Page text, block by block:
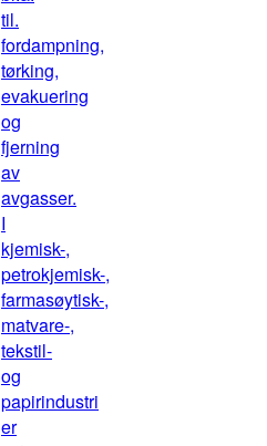
til.
fordampning,
tørking,
evakuering
og
fjerning
av
avgasser.
I
kjemisk-,
petrokjemisk-,
farmasøytisk-,
matvare-,
tekstil-
og
papirindustri
er